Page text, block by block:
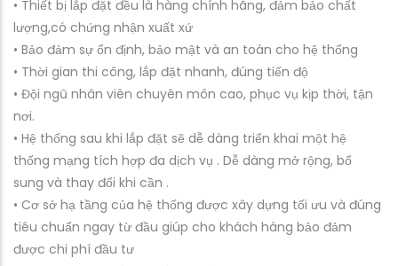
• Thiết bị lắp đặt đều là hàng chính hãng, đảm bảo chất
lượng,có chứng nhận xuất xứ
• Bảo đảm sự ổn định, bảo mật và an toàn cho hệ thống
• Thời gian thi công, lắp đặt nhanh, đúng tiến độ
• Đội ngũ nhân viên chuyên môn cao, phục vụ kịp thời, tận
nơi.
• Hệ thống sau khi lắp đặt sẽ dễ dàng triển khai một hệ
thống mạng tích hợp đa dịch vụ . Dễ dàng mở rộng, bổ
sung và thay đổi khi cần .
• Cơ sở hạ tầng của hệ thống được xây dựng tối ưu và đúng
tiêu chuẩn ngay từ đầu giúp cho khách hàng bảo đảm
được chi phí đầu tư